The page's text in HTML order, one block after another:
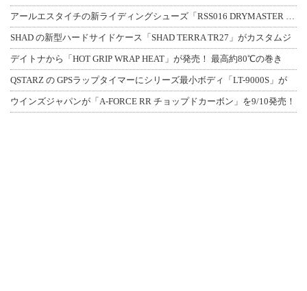
SHAD の新型ハードサイドケース「SHAD TERRA TR27」がカスタムジ
デイトナから「HOT GRIP WRAP HEAT」が発売！ 最高約80℃の巻き
QSTARZ の GPSラップタイマーにシリーズ最小ボディ「LT-9000S」が
ウインズジャパンが「A-FORCE RR チョップドカーボン」を9/10発売！